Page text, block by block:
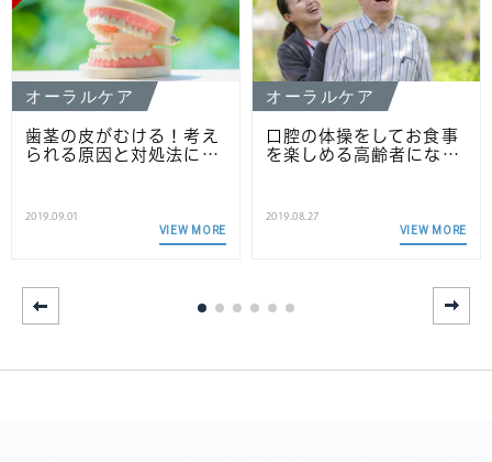
オーラルケア
歯茎の皮がむける！考え
られる原因と対処法に…
2019.09.01
VIEW MORE
オーラルケア
口腔の体操をしてお食事
を楽しめる高齢者にな…
2019.08.27
VIEW MORE